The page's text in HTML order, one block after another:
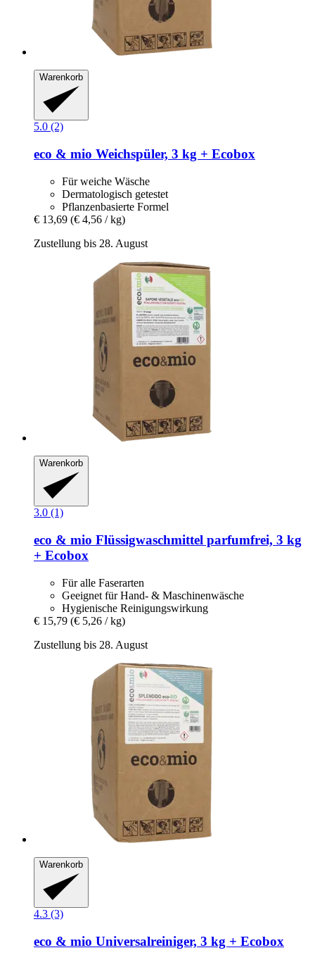
Warenkorb
5.0 (2)
eco & mio Weichspüler, 3 kg + Ecobox
Für weiche Wäsche
Dermatologisch getestet
Pflanzenbasierte Formel
€ 13,69 (€ 4,56 / kg)
Zustellung bis 28. August
Warenkorb
3.0 (1)
eco & mio Flüssigwaschmittel parfumfrei, 3 kg
+ Ecobox
Für alle Faserarten
Geeignet für Hand- & Maschinenwäsche
Hygienische Reinigungswirkung
€ 15,79 (€ 5,26 / kg)
Zustellung bis 28. August
Warenkorb
4.3 (3)
eco & mio Universalreiniger, 3 kg + Ecobox